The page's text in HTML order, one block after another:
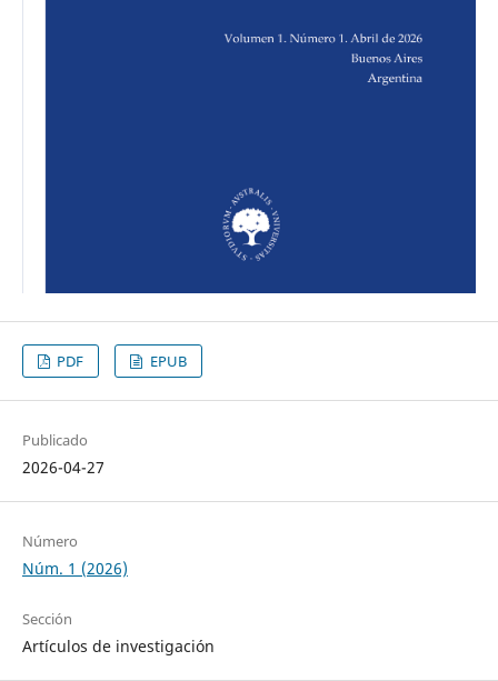
PDF EPUB
Publicado
2026-04-27
Número
Núm. 1 (2026)
Sección
Artículos de investigación